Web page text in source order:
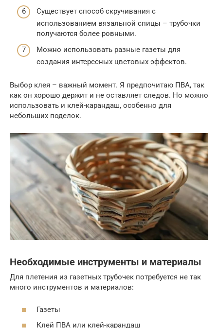
Существует способ скручивания с
использованием вязальной спицы – трубочки
получаются более ровными.
Можно использовать разные газеты для
создания интересных цветовых эффектов.
Выбор клея – важный момент. Я предпочитаю ПВА, так
как он хорошо держит и не оставляет следов. Но можно
использовать и клей-карандаш, особенно для
небольших поделок.
Необходимые инструменты и материалы
Для плетения из газетных трубочек потребуется не так
много инструментов и материалов:
Газеты
Клей ПВА или клей-карандаш